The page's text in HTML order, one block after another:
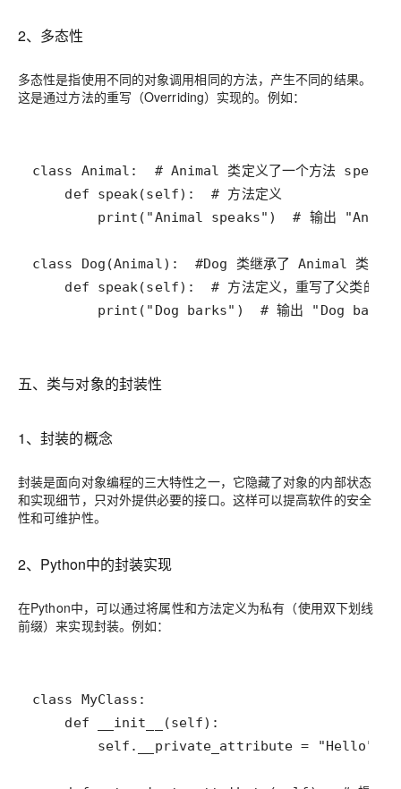
2、多态性
多态性是指使用不同的对象调用相同的方法，产生不同的结果。
这是通过方法的重写（Overriding）实现的。例如：
print("Dog barks")  # 输出 "Dog barks"
五、类与对象的封装性
1、封装的概念
封装是面向对象编程的三大特性之一，它隐藏了对象的内部状态
和实现细节，只对外提供必要的接口。这样可以提高软件的安全
性和可维护性。
2、Python中的封装实现
在Python中，可以通过将属性和方法定义为私有（使用双下划线
前缀）来实现封装。例如：